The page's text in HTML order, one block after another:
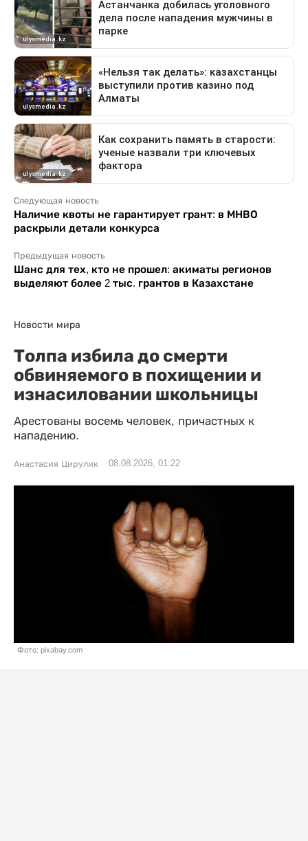
Следующая новость
Наличие квоты не гарантирует грант: в МНВО
раскрыли детали конкурса
Предыдущая новость
Шанс для тех, кто не прошел: акиматы регионов
выделяют более 2 тыс. грантов в Казахстане
Новости мира
Толпа избила до смерти
обвиняемого в похищении и
изнасиловании школьницы
Арестованы восемь человек, причастных к
нападению.
Анастасия Цирулик 08.08.2026, 01:22
Фото: pixabay.com